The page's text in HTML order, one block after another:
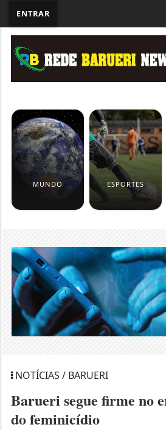
ENTRAR
MUNDO ESPORTES
NOTÍCIAS / BARUERI
Barueri segue firme no
do feminicídio